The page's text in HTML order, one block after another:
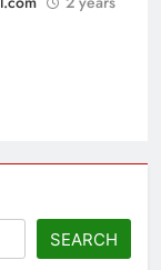
SEARCH